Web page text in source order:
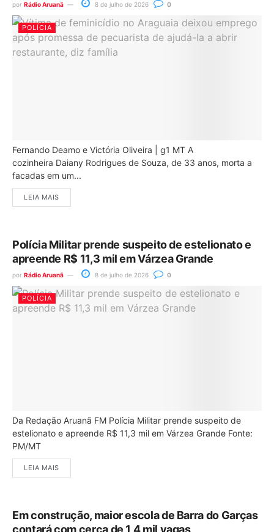
por Rádio Aruanã 8 de julho de 2026 0
POLÍCIA
Fernando Deamo e Victória Oliveira | g1 MT A
cozinheira Daiany Rodrigues de Souza, de 33 anos, morta a
facadas em um...
LEIA MAIS
Polícia Militar prende suspeito de estelionato e
apreende R$ 11,3 mil em Várzea Grande
por Rádio Aruanã 8 de julho de 2026 0
POLÍCIA
Da Redação Aruanã FM Polícia Militar prende suspeito de
estelionato e apreende R$ 11,3 mil em Várzea Grande Fonte:
PM/MT
LEIA MAIS
Em construção, maior escola de Barra do Garças